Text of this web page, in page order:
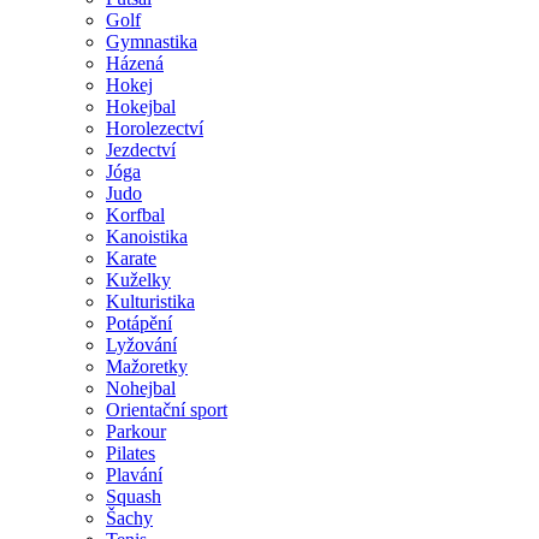
Golf
Gymnastika
Házená
Hokej
Hokejbal
Horolezectví
Jezdectví
Jóga
Judo
Korfbal
Kanoistika
Karate
Kuželky
Kulturistika
Potápění
Lyžování
Mažoretky
Nohejbal
Orientační sport
Parkour
Pilates
Plavání
Squash
Šachy